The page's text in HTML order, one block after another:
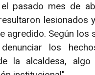
pasado mes de
lesionados
agredido. Según los
los
la alcaldesa,